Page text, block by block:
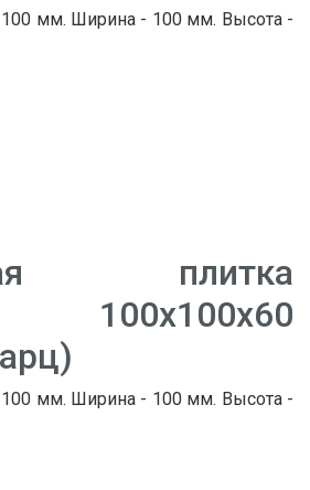
100 мм. Ширина - 100 мм. Высота -
плитка
100х100х60
100 мм. Ширина - 100 мм. Высота -